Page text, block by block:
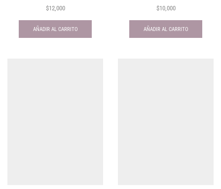
$12,000
AÑADIR AL CARRITO
$10,000
AÑADIR AL CARRITO